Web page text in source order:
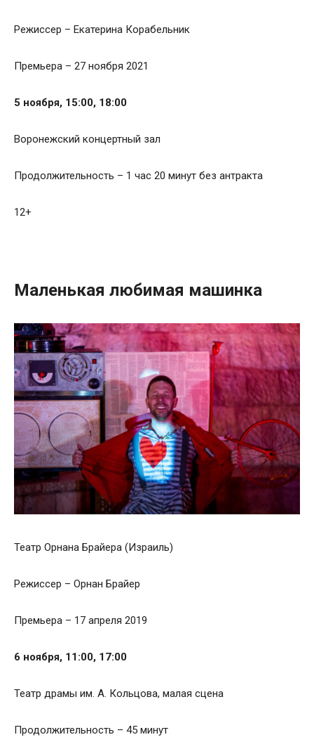
Режиссер – Екатерина Корабельник
Премьера – 27 ноября 2021
5 ноября, 15:00, 18:00
Воронежский концертный зал
Продолжительность – 1 час 20 минут без антракта
12+
Маленькая любимая машинка
Театр Орнана Брайера (Израиль)
Режиссер – Орнан Брайер
Премьера – 17 апреля 2019
6 ноября, 11:00, 17:00
Театр драмы им. А. Кольцова, малая сцена
Продолжительность – 45 минут